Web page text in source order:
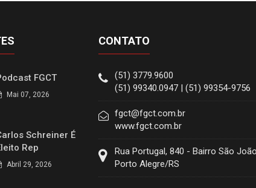
FGCT
Mai 07, 2026
Schreiner É
Rep
Abril 29, 2026
CONTATO
(51) 3779.9600
(51) 99340.0947 | (51) 99354-9756
fgct@fgct.com.br
www.fgct.com.br
Rua Portugal, 840 - Bairro São João
Porto Alegre/RS